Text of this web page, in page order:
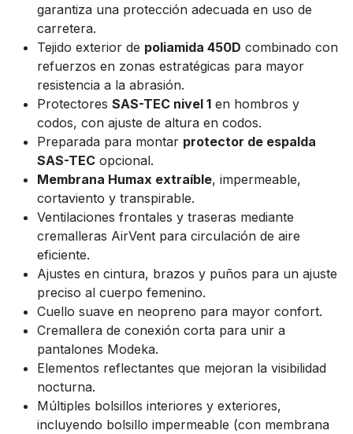
garantiza una protección adecuada en uso de
carretera.
Tejido exterior de poliamida 450D combinado con
refuerzos en zonas estratégicas para mayor
resistencia a la abrasión.
Protectores SAS-TEC nivel 1 en hombros y
codos, con ajuste de altura en codos.
Preparada para montar protector de espalda
SAS-TEC opcional.
Membrana Humax extraíble, impermeable,
cortaviento y transpirable.
Ventilaciones frontales y traseras mediante
cremalleras AirVent para circulación de aire
eficiente.
Ajustes en cintura, brazos y puños para un ajuste
preciso al cuerpo femenino.
Cuello suave en neopreno para mayor confort.
Cremallera de conexión corta para unir a
pantalones Modeka.
Elementos reflectantes que mejoran la visibilidad
nocturna.
Múltiples bolsillos interiores y exteriores,
incluyendo bolsillo impermeable (con membrana